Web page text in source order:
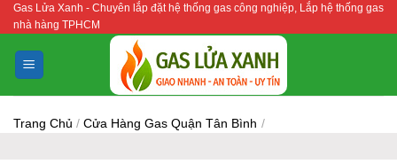
Bỏ
qua
nội
dung
Gas Lửa Xanh - Chuyên lắp đặt hệ thống gas công nghiệp, Lắp hệ thống gas
nhà hàng TPHCM
Trang Chủ / Cửa Hàng Gas Quận Tân Bình /